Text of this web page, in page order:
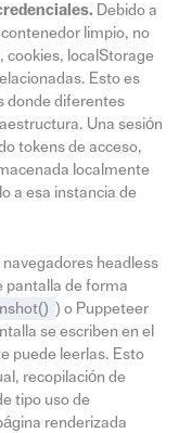
Debido a
limpio, no
cookies, localStorage
Esto es
donde diferentes
Una sesión
tokens de acceso,
localmente
a esa instancia de
navegadores headless
pantalla de forma
) o Puppeteer
se escriben en el
puede leerlas. Esto
recopilación de
tipo uso de
renderizada